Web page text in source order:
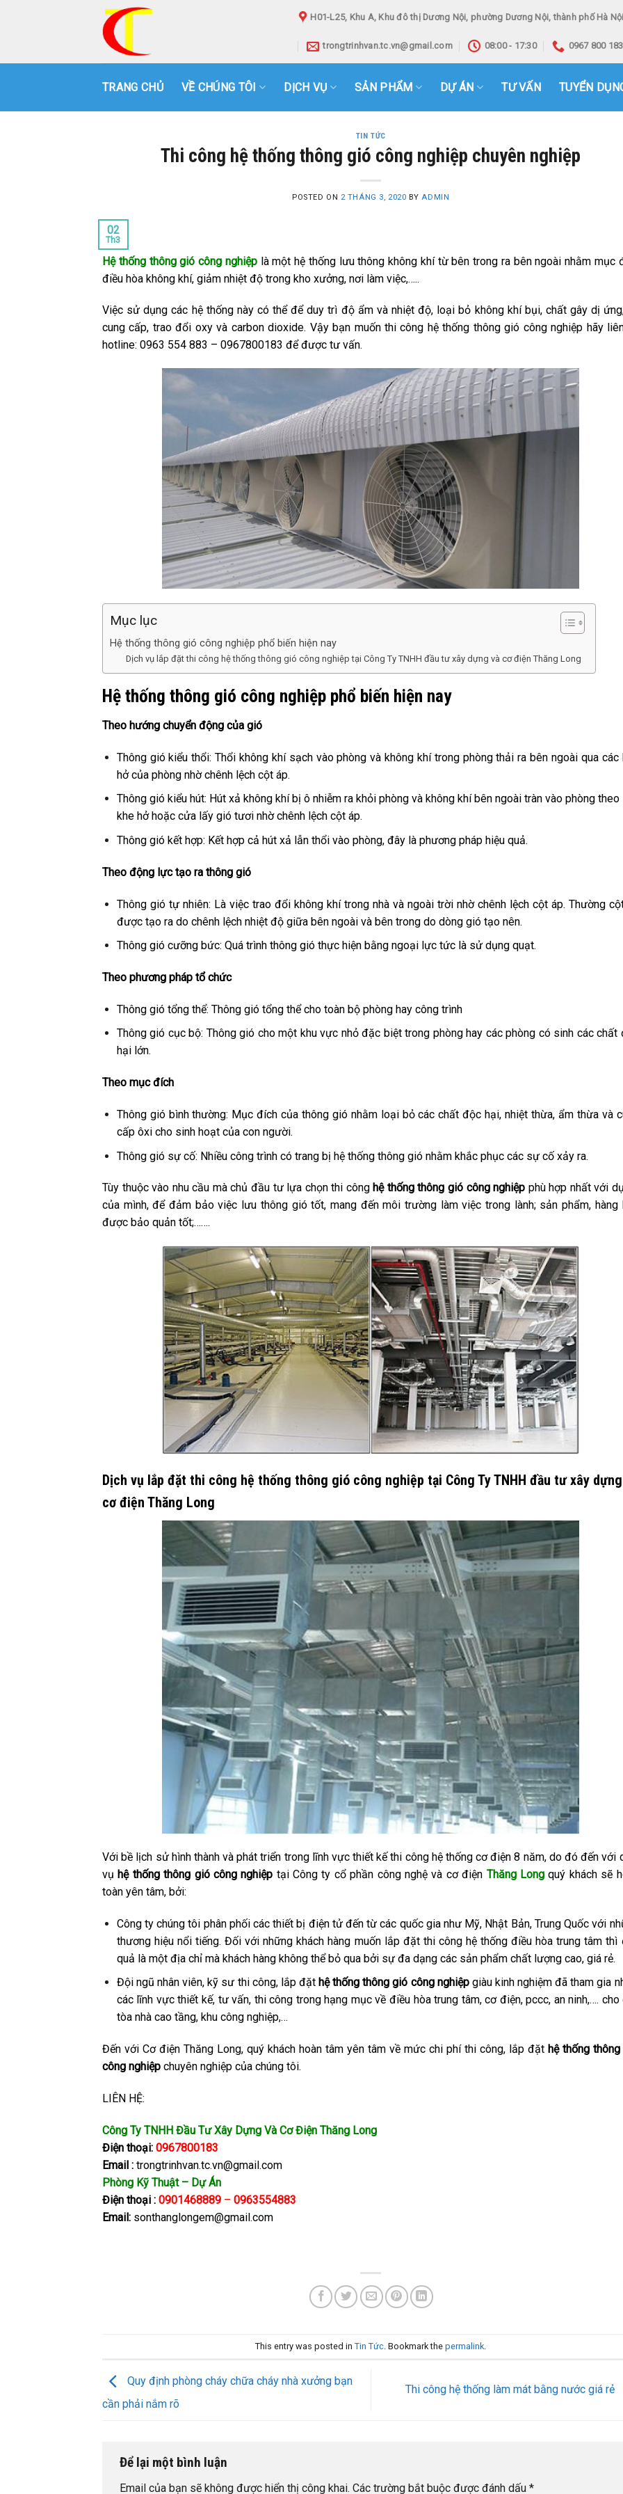
H01-L25, Khu A, Khu đô thị Dương Nội, phường Dương Nội, thành phố Hà
trongtrinhvan.tc.vn@gmail.com 08:00 - 17:30 0967 800 183
TRANG CHỦ VỀ CHÚNG TÔI DỊCH VỤ SẢN PHẨM DỰ ÁN TƯ VẤN TUYỂN
TIN TỨC
Thi công hệ thống thông gió công nghiệp chuyên nghiệp
POSTED ON 2 THÁNG 3, 2020 BY ADMIN
02
Th3
Hệ thống thông gió công nghiệplà một hệ thống lưu thông không khí từ bên trong ra bên ngoài nhằm mục
điều hòa không khí, giảm nhiệt độ trong kho xưởng, nơi làm việc,…..
Việc sử dụng các hệ thống này có thể để duy trì độ ẩm và nhiệt độ, loại bỏ không khí bụi, chất gây dị
cung cấp, trao đổi oxy và carbon dioxide. Vậy bạn muốn thi công hệ thống thông gió công nghiệp hãy
hotline: 0963 554 883 – 0967800183 để được tư vấn.
Mục lục
Hệ thống thông gió công nghiệp phổ biến hiện nay
Dịch vụ lắp đặt thi công hệ thống thông gió công nghiệp tại Công Ty TNHH đầu tư xây dựng và cơ điện Thăng Long
Hệ thống thông gió công nghiệp phổ biến hiện nay
Theo hướng chuyển động của gió
Thông gió kiểu thổi: Thổi không khí sạch vào phòng và không khí trong phòng thải ra bên ngoài qua các
hở của phòng nhờ chênh lệch cột áp.
Thông gió kiểu hút: Hút xả không khí bị ô nhiễm ra khỏi phòng và không khí bên ngoài tràn vào phòng theo
khe hở hoặc cửa lấy gió tươi nhờ chênh lệch cột áp.
Thông gió kết hợp: Kết hợp cả hút xả lẫn thổi vào phòng, đây là phương pháp hiệu quả.
Theo động lực tạo ra thông gió
Thông gió tự nhiên: Là việc trao đổi không khí trong nhà và ngoài trời nhờ chênh lệch cột áp. Thường
được tạo ra do chênh lệch nhiệt độ giữa bên ngoài và bên trong do dòng gió tạo nên.
Thông gió cưỡng bức: Quá trình thông gió thực hiện bằng ngoại lực tức là sử dụng quạt.
Theo phương pháp tổ chức
Thông gió tổng thể: Thông gió tổng thể cho toàn bộ phòng hay công trình
Thông gió cục bộ: Thông gió cho một khu vực nhỏ đặc biệt trong phòng hay các phòng có sinh các chất
hại lớn.
Theo mục đích
Thông gió bình thường: Mục đích của thông gió nhằm loại bỏ các chất độc hại, nhiệt thừa, ẩm thừa và
cấp ôxi cho sinh hoạt của con người.
Thông gió sự cố: Nhiều công trình có trang bị hệ thống thông gió nhằm khắc phục các sự cố xảy ra.
Tùy thuộc vào nhu cầu mà chủ đầu tư lựa chọn thi công hệ thống thông gió công nghiệp phù hợp nhất với
của mình, để đảm bảo việc lưu thông gió tốt, mang đến môi trường làm việc trong lành; sản phẩm, hàng
được bảo quản tốt;…….
Dịch vụ lắp đặt thi công hệ thống thông gió công nghiệp tại Công Ty TNHH đầu tư xây
cơ điện Thăng Long
Với bề lịch sử hình thành và phát triển trong lĩnh vực thiết kế thi công hệ thống cơ điện 8 năm, do đó đến với
vụhệ thống thông gió công nghiệp tại Công ty cổ phần công nghệ và cơ điện Thăng Longquý khách sẽ
toàn yên tâm, bởi:
Công ty chúng tôi phân phối các thiết bị điện tử đến từ các quốc gia như Mỹ, Nhật Bản, Trung Quốc với
thương hiệu nổi tiếng. Đối với những khách hàng muốn lắp đặt thi công hệ thống điều hòa trung tâm thì
quả là một địa chỉ mà khách hàng không thể bỏ qua bởi sự đa dạng các sản phẩm chất lượng cao, giá rẻ.
Đội ngũ nhân viên, kỹ sư thi công, lắp đặt hệ thống thông gió công nghiệp giàu kinh nghiệm đã tham gia
các lĩnh vực thiết kế, tư vấn, thi công trong hạng mục về điều hòa trung tâm, cơ điện, pccc, an ninh,…. cho
tòa nhà cao tầng, khu công nghiệp,…
Đến với Cơ điện Thăng Long, quý khách hoàn tâm yên tâm về mức chi phí thi công, lắp đặthệ thống
công nghiệp chuyên nghiệp của chúng tôi.
LIÊN HỆ:
Công Ty TNHH Đầu Tư Xây Dựng Và Cơ Điện Thăng Long
Điện thoại: 0967800183
Email : trongtrinhvan.tc.vn@gmail.com
Phòng Kỹ Thuật – Dự Án
Điện thoại : 0901468889 – 0963554883
Email: sonthanglongem@gmail.com
This entry was posted inTin Tức . Bookmark thepermalink
Quy định phòng cháy chữa cháy nhà xưởng bạn
cần phải nắm rõ
Thi công hệ thống làm mát bằng nước giá rẻ
Để lại một bình luận
Email của bạn sẽ không được hiển thị công khai. Các trường bắt buộc được đánh dấu *